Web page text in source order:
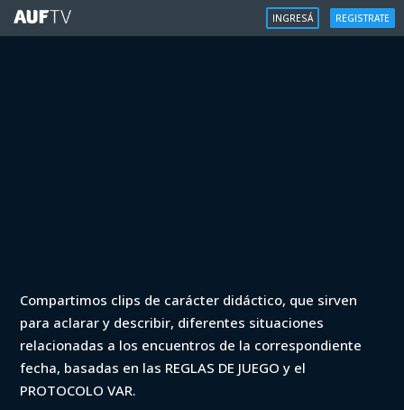
INGRESÁ REGISTRATE
VAR - Clausura 2022 - Peñarol vs
Fénix (min. 42)
Iniciá sesión para ver
Compartimos clips de carácter didáctico, que sirven
para aclarar y describir, diferentes situaciones
relacionadas a los encuentros de la correspondiente
fecha, basadas en las REGLAS DE JUEGO y el
PROTOCOLO VAR.